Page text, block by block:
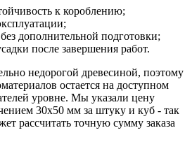
к короблению;
дополнительной подготовки;
после завершения работ.
недорогой древесиной, поэтому
остается на доступном
уровне. Мы указали цену
30х50 мм за штуку и куб - так
рассчитать точную сумму заказа